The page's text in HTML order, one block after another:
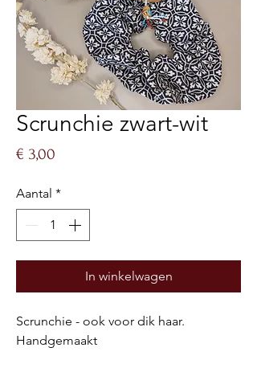
Scrunchie zwart-wit
€ 3,00
Aantal *
In winkelwagen
Scrunchie - ook voor dik haar.
Handgemaakt